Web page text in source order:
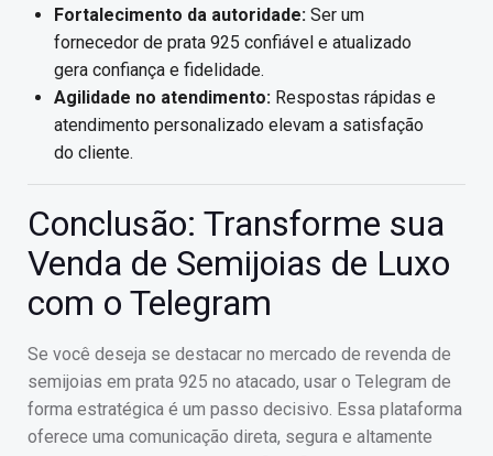
Fortalecimento da autoridade: Ser um
fornecedor de prata 925 confiável e atualizado
gera confiança e fidelidade.
Agilidade no atendimento: Respostas rápidas e
atendimento personalizado elevam a satisfação
do cliente.
Conclusão: Transforme sua
Venda de Semijoias de Luxo
com o Telegram
Se você deseja se destacar no mercado de revenda de
semijoias em prata 925 no atacado, usar o Telegram de
forma estratégica é um passo decisivo. Essa plataforma
oferece uma comunicação direta, segura e altamente